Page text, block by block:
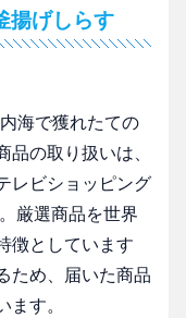
揚げしらす
海で獲れたての
の取り扱いは、
レビショッピング
厳選商品を世界
徴としています
ため、届いた商品
す。